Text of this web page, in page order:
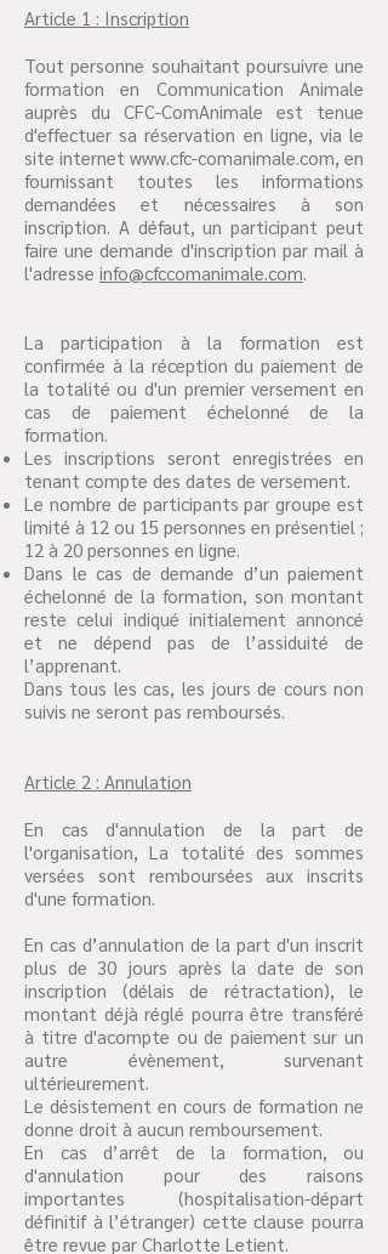
Article 1 : Inscription
Tout personne souhaitant poursuivre une
formation en Communication Animale
auprès du CFC-ComAnimale est tenue
d'effectuer sa réservation en ligne, via le
site internet www.cfc-comanimale.com, en
fournissant toutes les informations
demandées et nécessaires à son
inscription. A défaut, un participant peut
faire une demande d'inscription par mail à
l'adresse info@cfccomanimale.com.
La participation à la formation est
confirmée à la réception du paiement de
la totalité ou d'un premier versement en
cas de paiement échelonné de la
formation.
Les inscriptions seront enregistrées en
tenant compte des dates de versement.
Le nombre de participants par groupe est
limité à 12 ou 15 personnes en présentiel ;
12 à 20 personnes en ligne.
Dans le cas de demande d’un paiement
échelonné de la formation, son montant
reste celui indiqué initialement annoncé
et ne dépend pas de l’assiduité de
l’apprenant.
Dans tous les cas, les jours de cours non
suivis ne seront pas remboursés.
Article 2 : Annulation
En cas d'annulation de la part de
l'organisation, La totalité des sommes
versées sont remboursées aux inscrits
d'une formation.
En cas d’annulation de la part d'un inscrit
plus de 30 jours après la date de son
inscription (délais de rétractation), le
montant déjà réglé pourra être transféré
à titre d'acompte ou de paiement sur un
autre évènement, survenant
ultérieurement.
Le désistement en cours de formation ne
donne droit à aucun remboursement.
En cas d’arrêt de la formation, ou
d'annulation pour des raisons
importantes (hospitalisation-départ
définitif à l’étranger) cette clause pourra
être revue par Charlotte Letient.